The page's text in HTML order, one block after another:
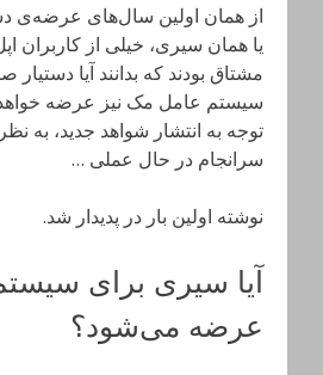
از همان اولین سال‌های عرضه‌ی
یا همان سیری، خیلی از کاربران
مشتاق بودند که بدانند آیا
سیستم عامل مک نیز عرضه خواهد
توجه به انتشار شواهد جدید، به
سرانجام در حال عملی …
نوشته اولین بار در پدیدار شد.
آیا سیری برای
عرضه می‌شود؟